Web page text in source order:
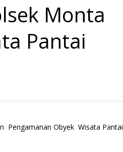
Monta
Pantai
Pengamanan Obyek Wisata Pantai